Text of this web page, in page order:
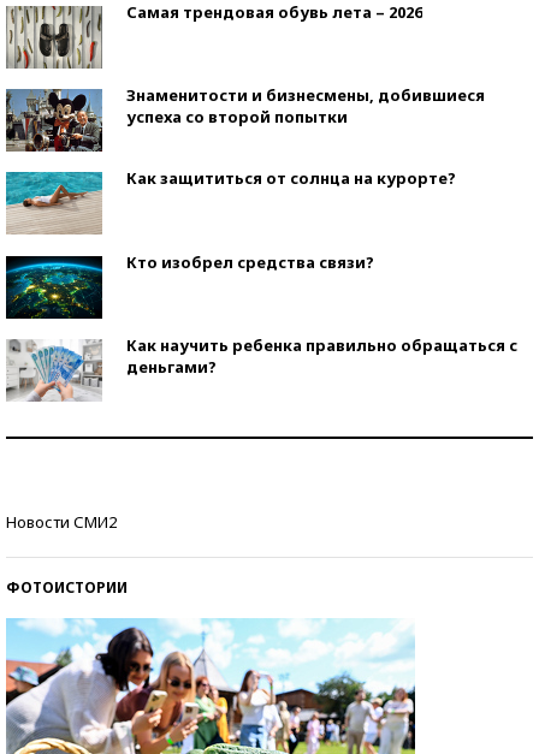
Самая трендовая обувь лета – 2026
Знаменитости и бизнесмены, добившиеся
успеха со второй попытки
Как защититься от солнца на курорте?
Кто изобрел средства связи?
Как научить ребенка правильно обращаться с
деньгами?
Новости СМИ2
ФОТОИСТОРИИ